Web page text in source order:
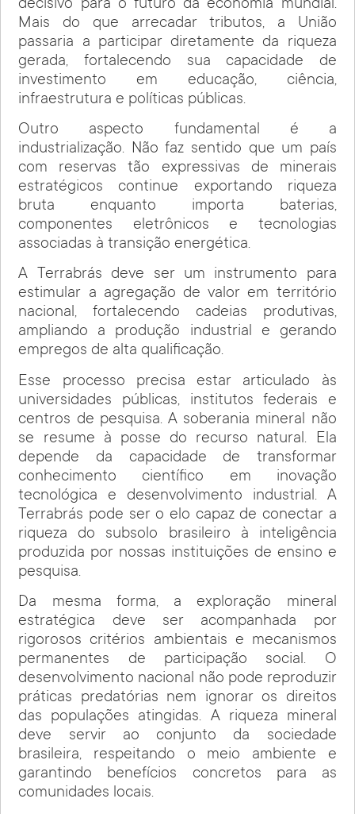
decisivo para o futuro da economia mundial.
Mais do que arrecadar tributos, a União
passaria a participar diretamente da riqueza
gerada, fortalecendo sua capacidade de
investimento em educação, ciência,
infraestrutura e políticas públicas.
Outro aspecto fundamental é a
industrialização. Não faz sentido que um país
com reservas tão expressivas de minerais
estratégicos continue exportando riqueza
bruta enquanto importa baterias,
componentes eletrônicos e tecnologias
associadas à transição energética.
A Terrabrás deve ser um instrumento para
estimular a agregação de valor em território
nacional, fortalecendo cadeias produtivas,
ampliando a produção industrial e gerando
empregos de alta qualificação.
Esse processo precisa estar articulado às
universidades públicas, institutos federais e
centros de pesquisa. A soberania mineral não
se resume à posse do recurso natural. Ela
depende da capacidade de transformar
conhecimento científico em inovação
tecnológica e desenvolvimento industrial. A
Terrabrás pode ser o elo capaz de conectar a
riqueza do subsolo brasileiro à inteligência
produzida por nossas instituições de ensino e
pesquisa.
Da mesma forma, a exploração mineral
estratégica deve ser acompanhada por
rigorosos critérios ambientais e mecanismos
permanentes de participação social. O
desenvolvimento nacional não pode reproduzir
práticas predatórias nem ignorar os direitos
das populações atingidas. A riqueza mineral
deve servir ao conjunto da sociedade
brasileira, respeitando o meio ambiente e
garantindo benefícios concretos para as
comunidades locais.